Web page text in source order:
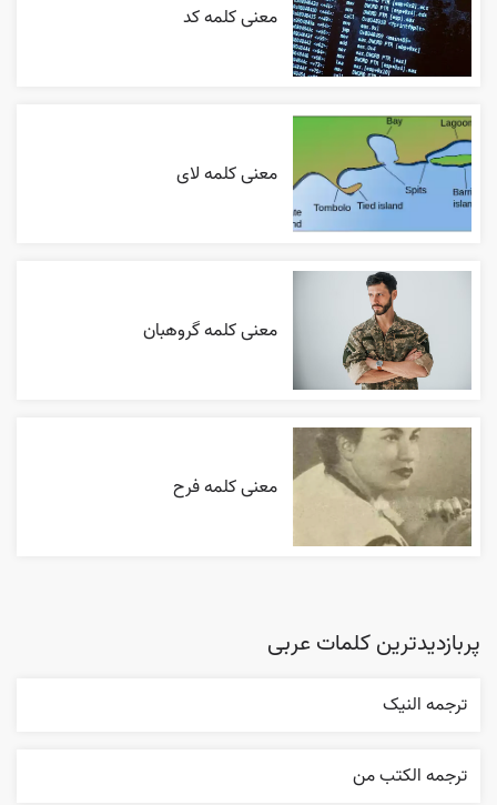
معنی کلمه کد
معنی کلمه لای
معنی کلمه گروهبان
معنی کلمه فرح
پربازدیدترین کلمات عربی
ترجمه النیک
ترجمه الکتب من